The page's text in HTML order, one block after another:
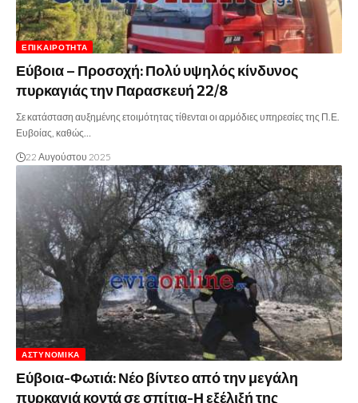
ΕΠΙΚΑΙΡΌΤΗΤΑ
Εύβοια – Προσοχή: Πολύ υψηλός κίνδυνος
πυρκαγιάς την Παρασκευή 22/8
Σε κατάσταση αυξημένης ετοιμότητας τίθενται οι αρμόδιες υπηρεσίες της Π.Ε.
Ευβοίας, καθώς…
22 Αυγούστου 2025
ΑΣΤΥΝΟΜΙΚΆ
Εύβοια-Φωτιά: Νέο βίντεο από την μεγάλη
πυρκαγιά κοντά σε σπίτια-Η εξέλιξή της